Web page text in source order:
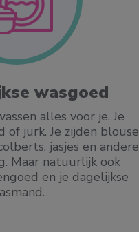
wasgoed
alles voor je. Je
of jurk. Je zijden blouse
jasjes en andere
Maar natuurlijk ook
en je dagelijkse